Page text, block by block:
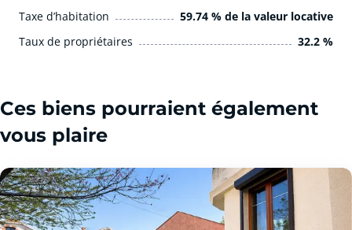
Taxe d’habitation
59.74 % de la valeur locative
Taux de propriétaires
32.2 %
Ces biens pourraient également
vous plaire